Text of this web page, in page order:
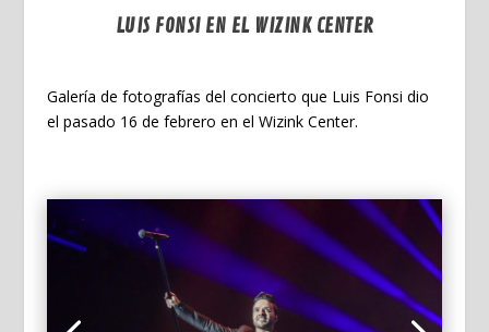
LUIS FONSI EN EL WIZINK CENTER
Galería de fotografías del concierto que Luis Fonsi dio
el pasado 16 de febrero en el Wizink Center.